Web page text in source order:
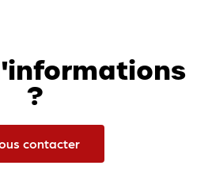
?
contacter